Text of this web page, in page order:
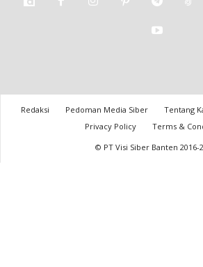
Redaksi Pedoman Media Siber Tentang
Privacy Policy
Terms &
© PT Visi Siber Banten 2016-